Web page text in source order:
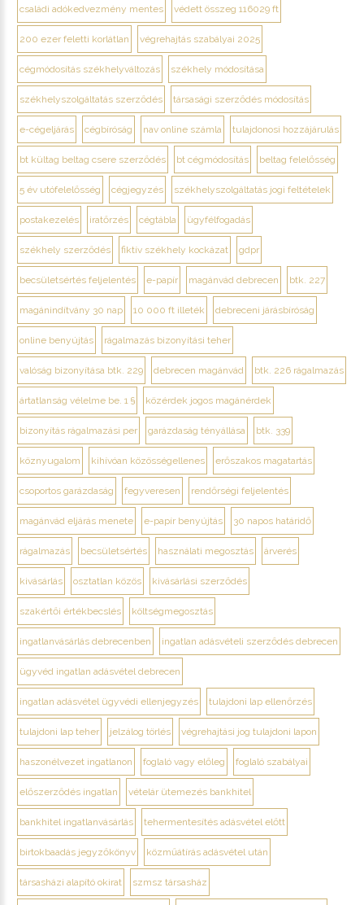
családi adókedvezmény mentes védett összeg 116029 ft
200 ezer feletti korlátlan végrehajtás szabályai 2025
cégmódosítás székhelyváltozás székhely módosítása
székhelyszolgáltatás szerződés társasági szerződés módosítás
e-cégeljárás cégbíróság nav online számla tulajdonosi hozzájárulás
bt kültag beltag csere szerződés bt cégmódosítás beltag felelősség
5 év utófelelősség cégjegyzés székhelyszolgáltatás jogi feltételek
postakezelés iratőrzés cégtábla ügyfélfogadás
székhely szerződés fiktív székhely kockázat gdpr
becsületsértés feljelentés e-papír magánvád debrecen btk. 227
magánindítvány 30 nap 10 000 ft illeték debreceni járásbíróság
online benyújtás rágalmazás bizonyítási teher
valóság bizonyítása btk. 229 debrecen magánvád btk. 226 rágalmazás
ártatlanság vélelme be. 1 § közérdek jogos magánérdek
bizonyítás rágalmazási per garázdaság tényállása btk. 339
köznyugalom kihívóan közösségellenes erőszakos magatartás
csoportos garázdaság fegyveresen rendőrségi feljelentés
magánvád eljárás menete e-papír benyújtás 30 napos határidő
rágalmazás becsületsértés használati megosztás árverés
kivásárlás osztatlan közös kivásárlási szerződés
szakértői értékbecslés költségmegosztás
ingatlanvásárlás debrecenben ingatlan adásvételi szerződés debrecen
ügyvéd ingatlan adásvétel debrecen
ingatlan adásvétel ügyvédi ellenjegyzés tulajdoni lap ellenőrzés
tulajdoni lap teher jelzálog törlés végrehajtási jog tulajdoni lapon
haszonélvezet ingatlanon foglaló vagy előleg foglaló szabályai
előszerződés ingatlan vételár ütemezés bankhitel
bankhitel ingatlanvásárlás tehermentesítés adásvétel előtt
birtokbaadás jegyzőkönyv közműátírás adásvétel után
társasházi alapító okirat szmsz társasház